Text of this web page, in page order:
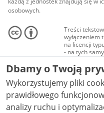
osobowych.
Treści
wyłączeniem
na licencji
- na tych
Materiały
audio i wideo,
Creative
NC-ND 4.0),
Dbamy o Twoją
Wykorzystujemy pliki
prawidłowego
analizy ruchu i optymalizacji